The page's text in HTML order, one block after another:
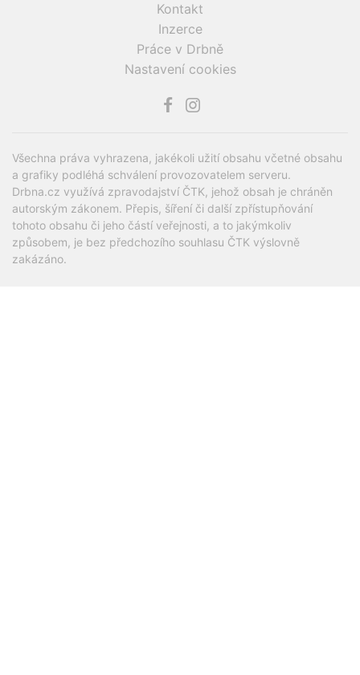
Kontakt
Inzerce
Práce v Drbně
Nastavení cookies
Všechna práva vyhrazena, jakékoli užití obsahu včetné obsahu
a grafiky podléhá schválení provozovatelem serveru.
Drbna.cz využívá zpravodajství ČTK, jehož obsah je chráněn
autorským zákonem. Přepis, šíření či další zpřístupňování
tohoto obsahu či jeho částí veřejnosti, a to jakýmkoliv
způsobem, je bez předchozího souhlasu ČTK výslovně
zakázáno.